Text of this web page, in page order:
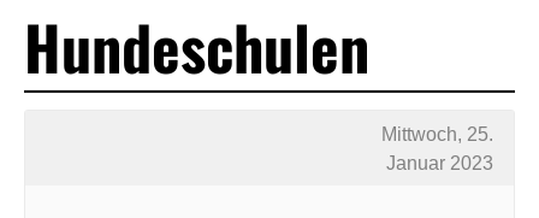
Hundeschulen
Mittwoch, 25.
Januar 2023